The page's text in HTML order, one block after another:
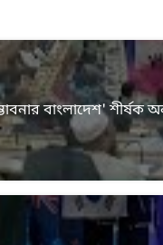
বাংলাদেশ' শীর্ষক